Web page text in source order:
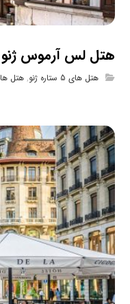
هتل لس آرموس ژنو
هتل های 5 ستاره ژنو ,هتل های 5